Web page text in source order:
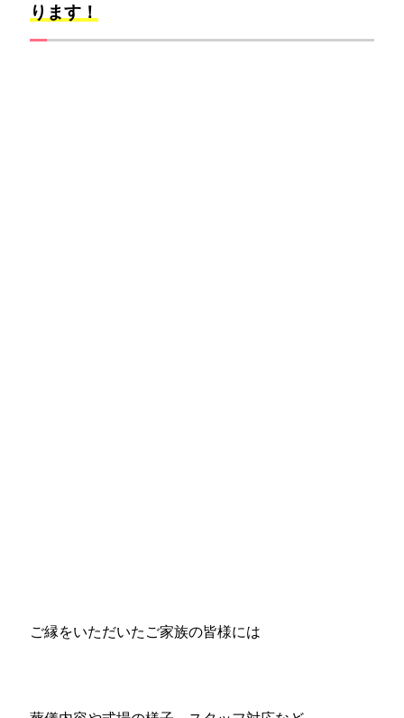
ります！
ご縁をいただいたご家族の皆様には